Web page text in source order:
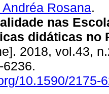
Rosana.
nas
didáticas no
2018, vol.43,
6236.
10.1590/2175-